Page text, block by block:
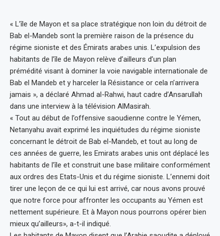
« L’île de Mayon et sa place stratégique non loin du détroit de
Bab el-Mandeb sont la première raison de la présence du
régime sioniste et des Émirats arabes unis. L’expulsion des
habitants de l’île de Mayon relève d’ailleurs d’un plan
prémédité visant à dominer la voie navigable internationale de
Bab el Mandeb et y harceler la Résistance or cela n’arrivera
jamais », a déclaré Ahmad al-Rahwi, haut cadre d’Ansarullah
dans une interview à la télévision AlMasirah.
« Tout au début de l’offensive saoudienne contre le Yémen,
Netanyahu avait exprimé les inquiétudes du régime sioniste
concernant le détroit de Bab el-Mandeb, et tout au long de
ces années de guerre, les Emirats arabes unis ont déplacé les
habitants de l’île et construit une base militaire conformément
aux ordres des Etats-Unis et du régime sioniste. L’ennemi doit
tirer une leçon de ce qui lui est arrivé, car nous avons prouvé
que notre force pour affronter les occupants au Yémen est
nettement supérieure. Et à Mayon nous pourrons opérer bien
mieux qu’ailleurs», a-t-il indiqué.